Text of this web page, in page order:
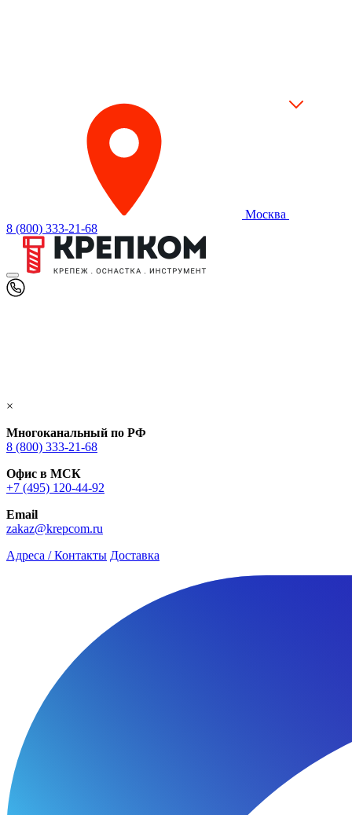
Москва
8 (800) 333-21-68
×
Многоканальный по РФ
8 (800) 333‑21-68
Офис в МСК
+7 (495) 120-44-92
Email
zakaz@krepcom.ru
Адреса / Контакты Доставка